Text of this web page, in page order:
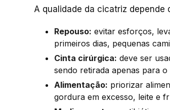
A qualidade da cicatriz depende
Repouso: evitar esforços,
primeiros dias, pequenas
Cinta cirúrgica: deve ser
sendo retirada apenas para o
Alimentação: priorizar
gordura em excesso, leite e